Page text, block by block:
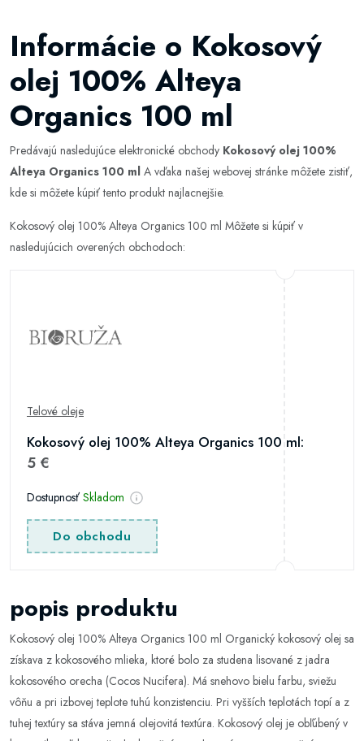
Informácie o Kokosový
olej 100% Alteya
Organics 100 ml
Predávajú nasledujúce elektronické obchody Kokosový olej 100%
Alteya Organics 100 ml A vďaka našej webovej stránke môžete zistiť,
kde si môžete kúpiť tento produkt najlacnejšie.
Kokosový olej 100% Alteya Organics 100 ml Môžete si kúpiť v
nasledujúcich overených obchodoch:
Telové oleje
Kokosový olej 100% Alteya Organics 100 ml:
5 €
Dostupnosť Skladom
Do obchodu
popis produktu
Kokosový olej 100% Alteya Organics 100 ml Organický kokosový olej sa
získava z kokosového mlieka, ktoré bolo za studena lisované z jadra
kokosového orecha (Cocos Nucifera). Má snehovo bielu farbu, sviežu
vôňu a pri izbovej teplote tuhú konzistenciu. Pri vyšších teplotách topí a z
tuhej textúry sa stáva jemná olejovitá textúra. Kokosový olej je obľúbený v